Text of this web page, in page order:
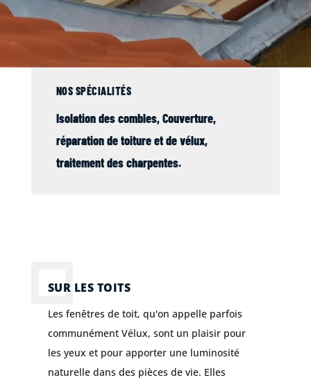
NOS SPÉCIALITÉS
Isolation des combles,Couverture,
réparation detoitureet devélux,
traitement des charpentes.
SUR LES TOITS
Les fenêtres de toit, qu'on appelle parfois
communément Vélux, sont un plaisir pour
les yeux et pour apporter une luminosité
naturelle dans des pièces de vie. Elles